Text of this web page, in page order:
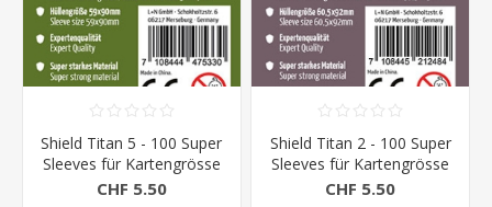
Shield Titan 5 - 100 Super
Sleeves für Kartengrösse
56 x 87 mm
CHF 5.50
Shield Titan 2 - 100 Super
Sleeves für Kartengrösse
57,5 x 89 mm
CHF 5.50